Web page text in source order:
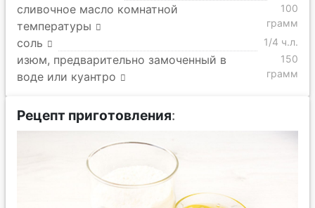
сливочное масло комнатной
температуры
100
грамм
соль 1/4 ч.л.
изюм, предварительно замоченный в
воде или куантро
150
грамм
Рецепт приготовления: